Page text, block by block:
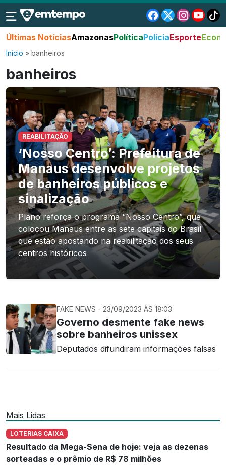
Últimas NotíciasAmazonasPolíticaPolíciaEsporte
Início » banheiros
banheiros
REABILITAÇÃO
‘Nosso Centro’: Prefeitura de
Manaus desenvolve projetos
de banheiros públicos e
sinalização
Plano reforça o programa “Nosso Centro”, que
colocou Manaus entre as sete capitais do Brasil
que estão apostando na reabilitação dos seus
centros históricos
FAKE NEWS - 23/09/2023 ÀS 18:03
Governo desmente fake news
sobre banheiros unissex
Deputados difundiram informações falsas
Mais Lidas
LOTERIAS CAIXA
Resultado da Mega-Sena de hoje: veja as dezenas
sorteadas e o prêmio de R$ 78 milhões